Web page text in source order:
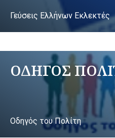
Γεύσεις Ελλήνων Εκλεκτές
ΟΔΗΓΟΣ
Οδηγός του Πολίτη